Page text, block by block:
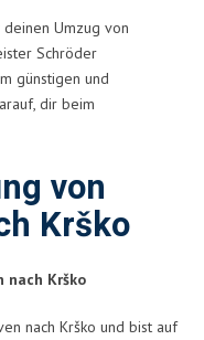
Umzug von
Schröder
günstigen und
dir beim
von
Krško
nach Krško
nach Krško und bist auf